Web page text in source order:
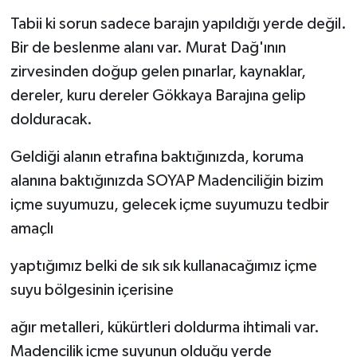
Tabii ki sorun sadece barajın yapıldığı yerde değil.
Bir de beslenme alanı var. Murat Dağ'ının
zirvesinden doğup gelen pınarlar, kaynaklar,
dereler, kuru dereler Gökkaya Barajına gelip
dolduracak.
Geldiği alanın etrafına baktığınızda, koruma
alanına baktığınızda SOYAP Madenciliğin bizim
içme suyumuzu, gelecek içme suyumuzu tedbir
amaçlı
yaptığımız belki de sık sık kullanacağımız içme
suyu bölgesinin içerisine
ağır metalleri, kükürtleri doldurma ihtimali var.
Madencilik içme suyunun olduğu yerde